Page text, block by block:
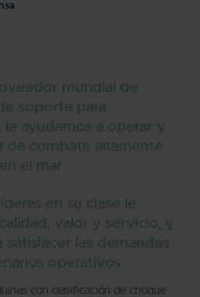
mundial de
soporte para
le ayudamos a operar y
de combate altamente
el mar.
en su clase le
valor y servicio, y
satisfacer las demandas
operativos.
con clasificación de choque